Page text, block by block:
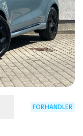
FORHANDLER